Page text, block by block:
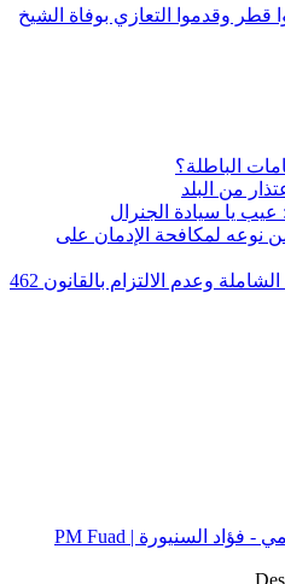
قطر وقدموا التعازي بوفاة الشيخ
الباطلة؟
من البلد
يا سيادة الجنرال
نوعه لمكافحة الإدمان على
وعدم الالتزام بالقانون 462
الموقع الرسمي - فؤاد السنيورة | PM Fuad